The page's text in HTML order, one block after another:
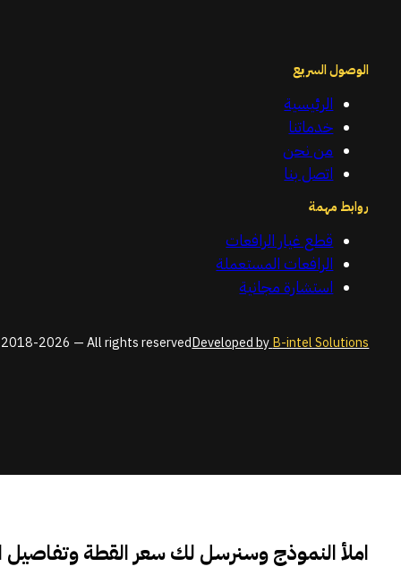
الوصول السريع
الرئيسية
خدماتنا
من نحن
اتصل بنا
روابط مهمة
قطع غيار الرافعات
الرافعات المستعملة
استشارة مجانية
2026 — All rights reservedDeveloped byB-intel Solutions
املأ النموذج وسنرسل لك سعر القطة